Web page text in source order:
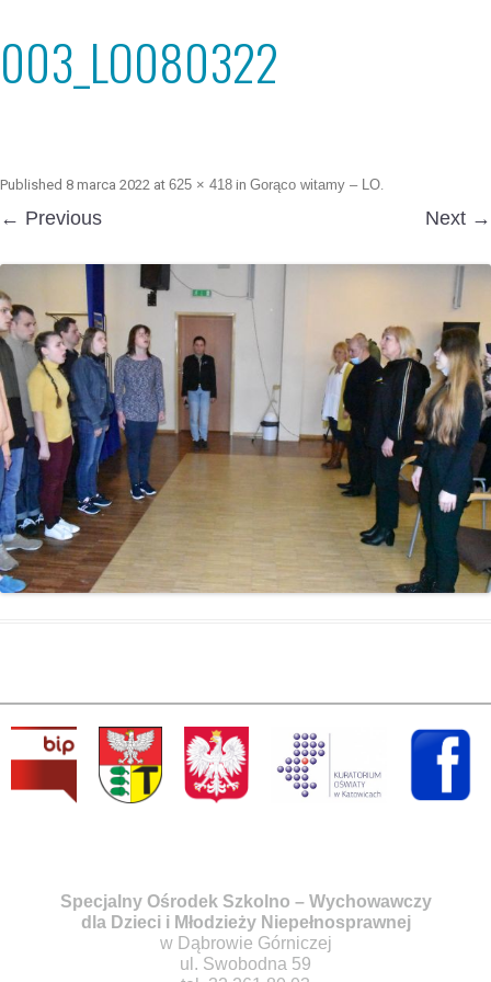
003_LO080322
Published 8 marca 2022 at 625 × 418 in Gorąco witamy – LO.
← Previous Next →
Specjalny Ośrodek Szkolno – Wychowawczy
dla Dzieci i Młodzieży Niepełnosprawnej
w Dąbrowie Górniczej
ul. Swobodna 59